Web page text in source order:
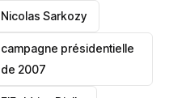
Nicolas Sarkozy
campagne présidentielle
de 2007